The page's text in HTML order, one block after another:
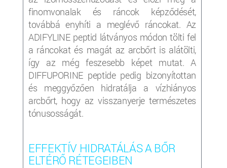
finomvonalak és ráncok képződését,
továbbá enyhíti a meglévő ráncokat. Az
ADIFYLINE peptid látványos módon tölti fel
a ráncokat és magát az arcbőrt is alátölti,
így az még feszesebb képet mutat. A
DIFFUPORINE peptide pedig bizonyítottan
és meggyőzően hidratálja a vízhiányos
arcbőrt, hogy az visszanyerje természetes
tónusosságát.
EFFEKTÍV HIDRATÁLÁS A BŐR
ELTÉRŐ RÉTEGEIBEN